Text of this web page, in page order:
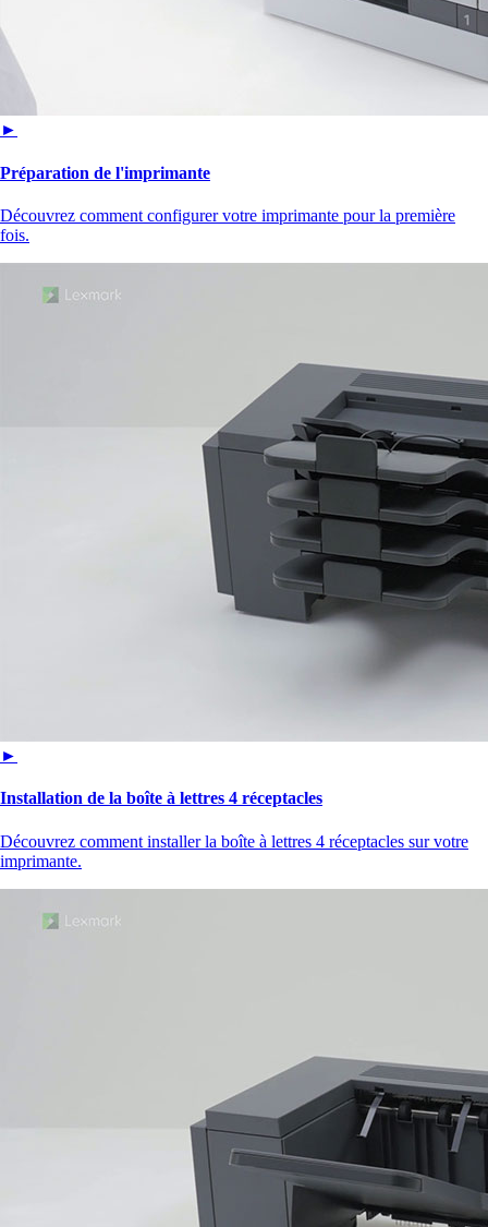
►
Préparation de l'imprimante
Découvrez comment configurer votre imprimante pour la première
fois.
►
Installation de la boîte à lettres 4 réceptacles
Découvrez comment installer la boîte à lettres 4 réceptacles sur votre
imprimante.